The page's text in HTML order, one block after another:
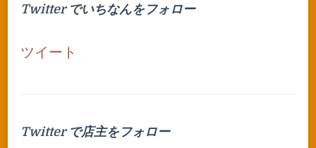
Twitter でいちなんをフォロー
ツイート
Twitter で店主をフォロー